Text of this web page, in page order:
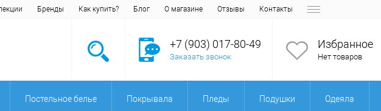
Бренды Как купить? Блог О магазине Отзывы Контакты
+7 (903) 017-80-49
Заказать звонок
Избранное
Нет товаров
Постельное белье Покрывала Пледы Подушки Одеяла